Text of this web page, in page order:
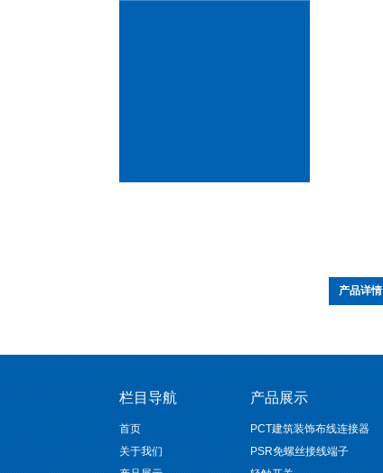
产品详情
栏目导航
首页
关于我们
产品展示
PCT建筑装饰布线连接器
PSR免螺丝接线端子